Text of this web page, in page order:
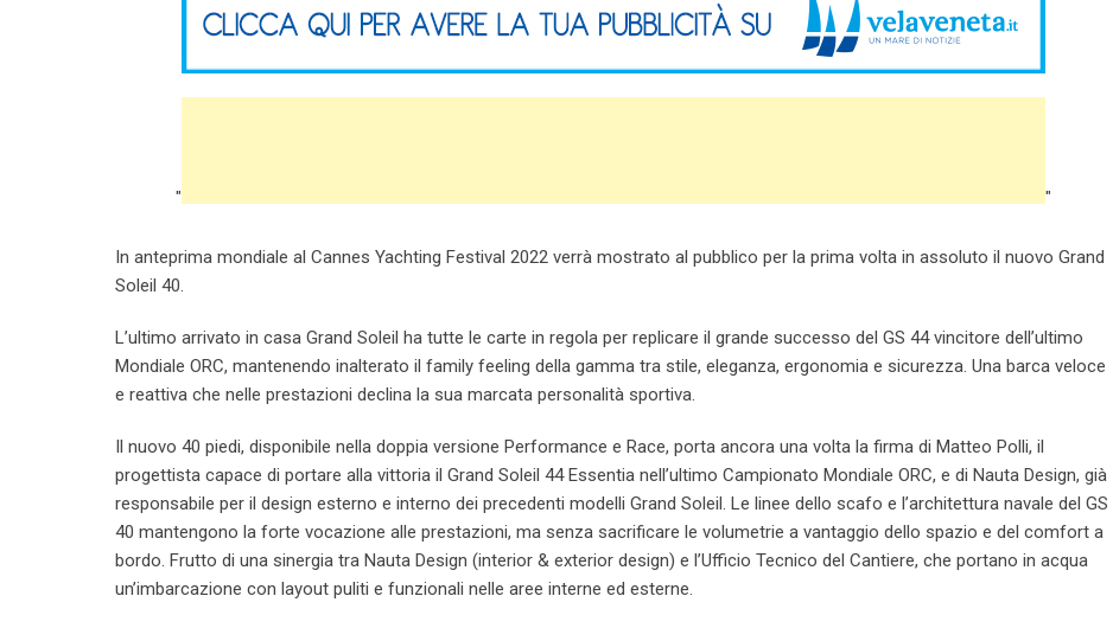
" "
In anteprima mondiale al Cannes Yachting Festival 2022 verrà mostrato al pubblico per la prima volta in assoluto il nuovo Grand
Soleil 40.
L’ultimo arrivato in casa Grand Soleil ha tutte le carte in regola per replicare il grande successo del GS 44 vincitore dell’ultimo
Mondiale ORC, mantenendo inalterato il family feeling della gamma tra stile, eleganza, ergonomia e sicurezza. Una barca veloce
e reattiva che nelle prestazioni declina la sua marcata personalità sportiva.
Il nuovo 40 piedi, disponibile nella doppia versione Performance e Race, porta ancora una volta la firma di Matteo Polli, il
progettista capace di portare alla vittoria il Grand Soleil 44 Essentia nell’ultimo Campionato Mondiale ORC, e di Nauta Design, già
responsabile per il design esterno e interno dei precedenti modelli Grand Soleil. Le linee dello scafo e l’architettura navale del GS
40 mantengono la forte vocazione alle prestazioni, ma senza sacrificare le volumetrie a vantaggio dello spazio e del comfort a
bordo. Frutto di una sinergia tra Nauta Design (interior & exterior design) e l’Ufficio Tecnico del Cantiere, che portano in acqua
un’imbarcazione con layout puliti e funzionali nelle aree interne ed esterne.